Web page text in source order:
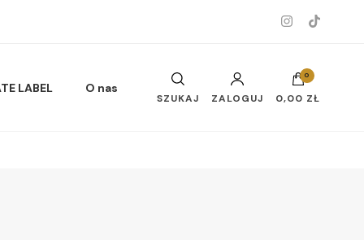
LABEL O nas
SZUKAJ ZALOGUJ
0
0,00 ZŁ